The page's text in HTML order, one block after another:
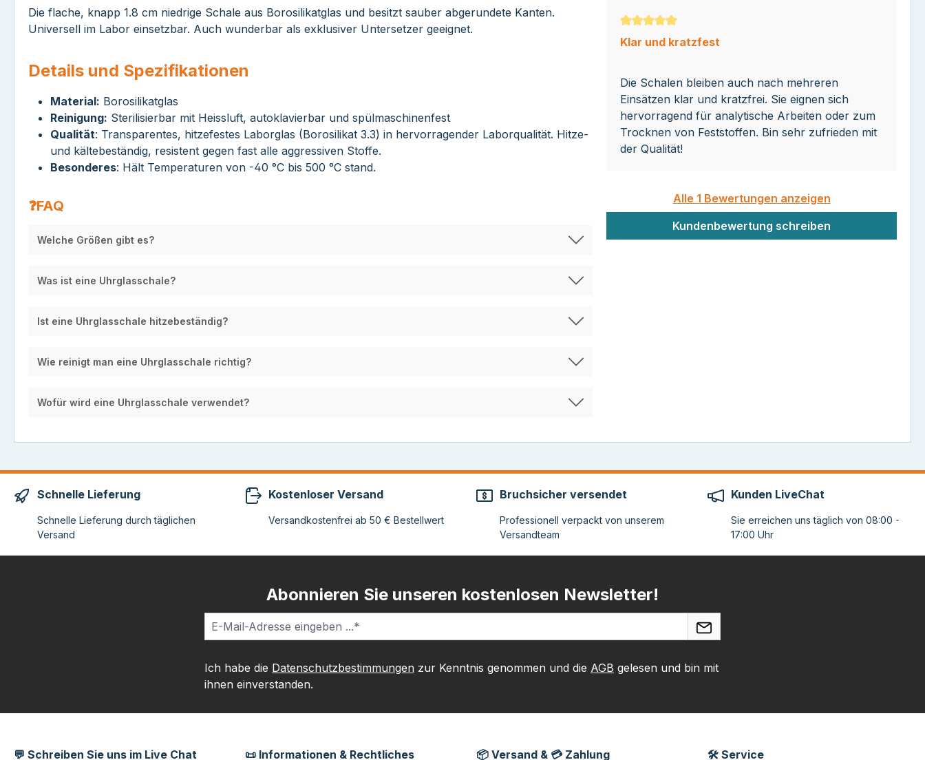
Die flache, knapp 1.8 cm niedrige Schale aus Borosilikatglas und besitzt sauber abgerundete Kanten.
Universell im Labor einsetzbar. Auch wunderbar als exklusiver Untersetzer geeignet.
Details und Spezifikationen
Material: Borosilikatglas
Reinigung: Sterilisierbar mit Heissluft, autoklavierbar und spülmaschinenfest
Qualität: Transparentes, hitzefestes Laborglas (Borosilikat 3.3) in hervorragender Laborqualität. Hitze-
und kältebeständig, resistent gegen fast alle aggressiven Stoffe.
Besonderes: Hält Temperaturen von -40 °C bis 500 °C stand.
❓FAQ
Welche Größen gibt es?
Was ist eine Uhrglasschale?
Ist eine Uhrglasschale hitzebeständig?
Wie reinigt man eine Uhrglasschale richtig?
Wofür wird eine Uhrglasschale verwendet?
Durchschnittliche Bewertung von 5 von 5 Sternen
Klar und kratzfest
Die Schalen bleiben auch nach mehreren
Einsätzen klar und kratzfrei. Sie eignen sich
hervorragend für analytische Arbeiten oder zum
Trocknen von Feststoffen. Bin sehr zufrieden mit
der Qualität!
Alle 1 Bewertungen anzeigen
Kundenbewertung schreiben
Schnelle Lieferung
Schnelle Lieferung durch täglichen
Versand
Kostenloser Versand
Versandkostenfrei ab 50 € Bestellwert
Bruchsicher versendet
Professionell verpackt von unserem
Versandteam
Kunden LiveChat
Sie erreichen uns täglich von 08:00 -
17:00 Uhr
Abonnieren Sie unseren kostenlosen Newsletter!
Ich habe die Datenschutzbestimmungen zur Kenntnis genommen und die AGB gelesen und bin mit
ihnen einverstanden.
💬 Schreiben Sie uns im Live Chat 📜 Informationen & Rechtliches 📦 Versand & 💳 Zahlung 🛠 Service